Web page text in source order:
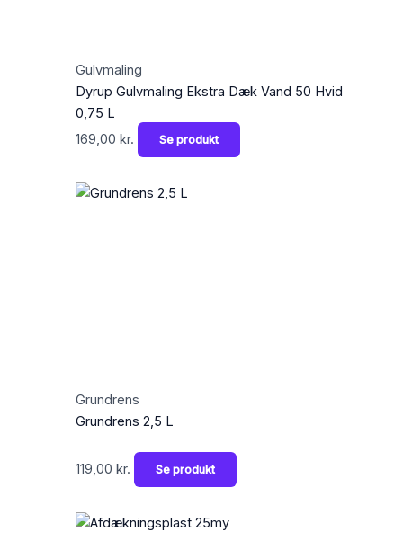
Gulvmaling
Dyrup Gulvmaling Ekstra Dæk Vand 50 Hvid
0,75 L
169,00 kr. Se produkt
Grundrens
Grundrens 2,5 L
119,00 kr. Se produkt